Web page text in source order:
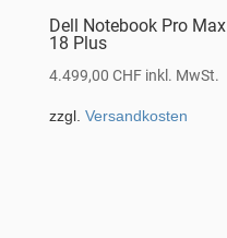
Dell Notebook Pro Max
18 Plus
4.499,00 CHF inkl. MwSt.
zzgl. Versandkosten